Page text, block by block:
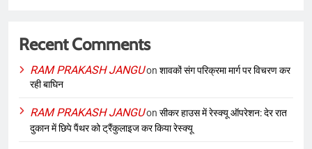
Recent Comments
RAM PRAKASH JANGUon शावकों संग परिक्रमा मार्ग पर विचरण कर
रही बाघिन
RAM PRAKASH JANGUon सीकर हाउस में रेस्क्यू ऑपरेशन: देर रात
दुकान में छिपे पैंथर को ट्रैंकुलाइज कर किया रेस्क्यू